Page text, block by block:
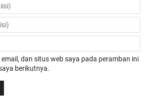
dan situs web saya pada peramban ini
berikutnya.